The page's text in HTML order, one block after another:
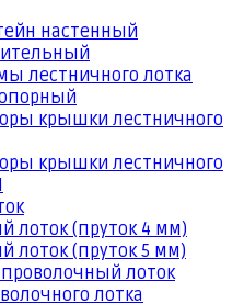
настенный
лестничного лотка
крышки лестничного
крышки лестничного
лоток (пруток 4 мм)
лоток (пруток 5 мм)
лоток
лотка